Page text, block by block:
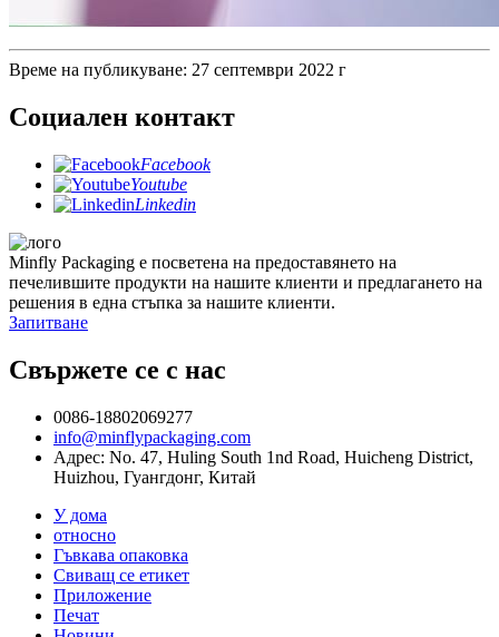
Време на публикуване: 27 септември 2022 г
Социален контакт
Facebook
Youtube
Linkedin
Minfly Packaging е посветена на предоставянето на
печелившите продукти на нашите клиенти и предлагането на
решения в една стъпка за нашите клиенти.
Запитване
Свържете се с нас
0086-18802069277
info@minflypackaging.com
Адрес: No. 47, Huling South 1nd Road, Huicheng District,
Huizhou, Гуангдонг, Китай
У дома
относно
Гъвкава опаковка
Свиващ се етикет
Приложение
Печат